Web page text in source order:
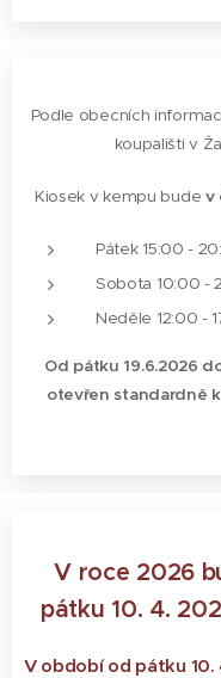
Podle obecních
koupališti v
Kiosek v kempu bude v
Pátek 15:00 -
Sobota 10:00 -
Neděle 12:00 -
Od pátku 19.6.2026
otevřen standardně
V roce 2026
pátku 10. 4.
V období od pátku